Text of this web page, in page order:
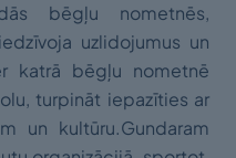
bēgļu nometnēs,
uzlidojumus un
katrā bēgļu nometnē
turpināt iepazīties ar
un kultūru.Gundaram